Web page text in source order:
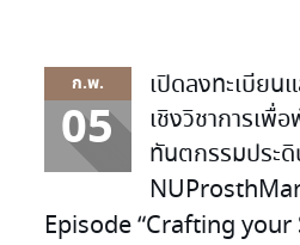
ก.พ.
05
เปิดลงทะเบียน
เชิงวิชาการเพื่
ทันตกรรมประ
Episode “Crafting